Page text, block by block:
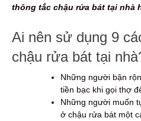
thông tắc chậu rửa bát tại nhà
Ai nên sử dụng 9
chậu rửa bát tại
Những người bận
tiền bạc khi gọi thợ
Những người muốn
ở chậu rửa bát một